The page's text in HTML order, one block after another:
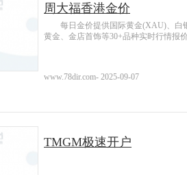
周大福香港金价
每日金价提供国际黄金(XAU)、白
黄金、金店首饰等30+品种实时行情报
www.78dir.com- 2025-09-07
TMGM极速开户